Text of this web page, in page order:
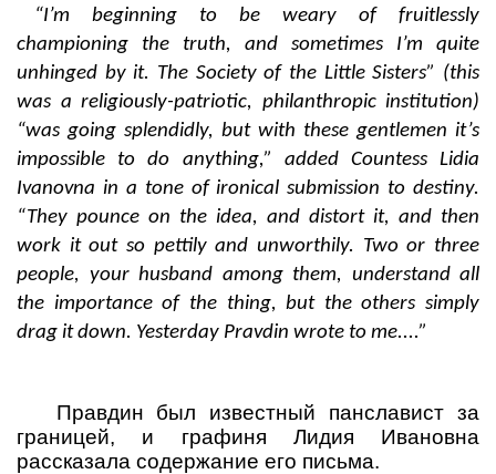
“I’m beginning to be weary of fruitlessly
championing the truth, and sometimes I’m quite
unhinged by it. The Society of the Little Sisters” (this
was a religiously-patriotic, philanthropic institution)
“was going splendidly, but with these gentlemen it’s
impossible to do anything,” added Countess Lidia
Ivanovna in a tone of ironical submission to destiny.
“They pounce on the idea, and distort it, and then
work it out so pettily and unworthily. Two or three
people, your husband among them, understand all
the importance of the thing, but the others simply
drag it down. Yesterday Pravdin wrote to me....”
Правдин был известный панславист за
границей, и графиня Лидия Ивановна
рассказала содержание его письма.